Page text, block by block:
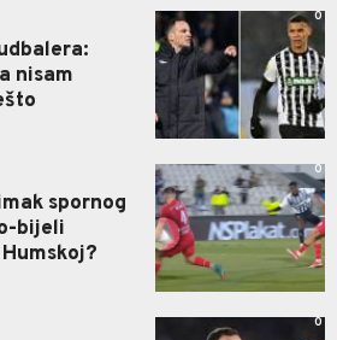
nisam
0
spornog
bijeli
0
0